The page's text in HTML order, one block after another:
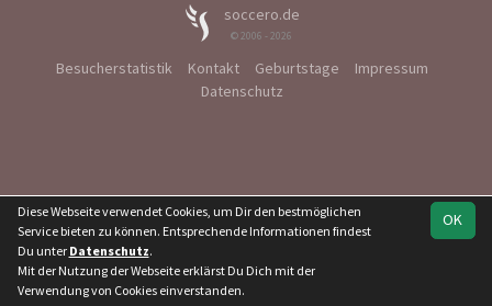
soccero.de
© 2006 - 2026
Besucherstatistik Kontakt Geburtstage
Impressum
Datenschutz
OK
Diese Webseite verwendet Cookies, um Dir den bestmöglichen
Service bieten zu können. Entsprechende Informationen findest
Du unter Datenschutz.
Mit der Nutzung der Webseite erklärst Du Dich mit der
Verwendung von Cookies einverstanden.